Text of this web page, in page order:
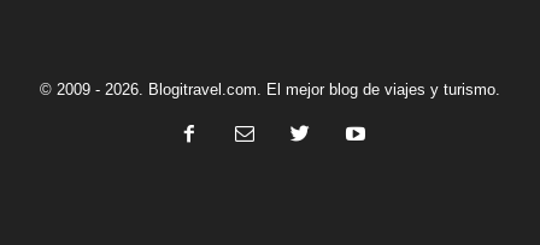
© 2009 - 2026. Blogitravel.com. El mejor blog de viajes y turismo.